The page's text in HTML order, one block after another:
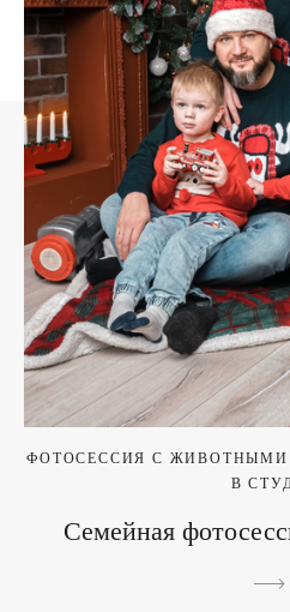
ФОТОСЕССИЯ С ЖИВОТНЫМИ
В
Семейная